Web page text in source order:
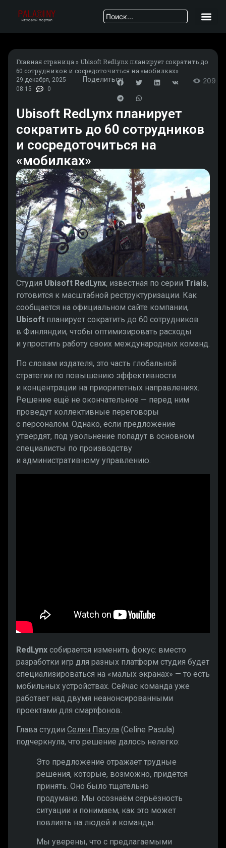
Главная страница » Ubisoft RedLynx планирует сократить до
60 сотрудников и сосредоточиться на «мобилках»
29 декабря, 2025
08:15
0
Поделиться 209
Ubisoft RedLynx планирует
сократить до 60 сотрудников
и сосредоточиться на
«мобилках»
Студия Ubisoft RedLynx, известная по серии Trials,
готовится к масштабной реструктуризации. Как
сообщается на официальном сайте компании,
Ubisoft планирует сократить до 60 сотрудников
в Финляндии, чтобы оптимизировать расходы
и упростить работу своих международных команд.
По словам издателя, это часть глобальной
стратегии по повышению эффективности
и концентрации на приоритетных направлениях.
Решение ещё не окончательное — перед ним
проведут коллективные переговоры
с персоналом. Однако, если предложение
утвердят, под увольнение попадут в основном
специалисты по производству
и административному управлению.
RedLynx собирается изменить фокус: вместо
разработки игр для разных платформ студия будет
специализироваться на «малых экранах» — то есть
мобильных устройствах. Сейчас команда уже
работает над двумя неанонсированными
проектами для смартфонов.
Глава студии Селин Пасула (Celine Pasula)
подчеркнула, что решение далось нелегко:
Это предложение отражает трудные
решения, которые, возможно, придётся
принять. Оно было тщательно
продумано. Мы осознаём серьёзность
ситуации и понимаем, как это может
повлиять на людей и команды.
Мы уверены, что с предлагаемыми